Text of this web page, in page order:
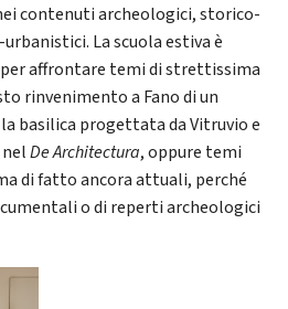
contenuti archeologici, storico-
La scuola estiva è
per affrontare temi di strettissima
rinvenimento a Fano di un
basilica progettata da Vitruvio e
De Architectura, oppure temi
di fatto ancora attuali, perché
o di reperti archeologici